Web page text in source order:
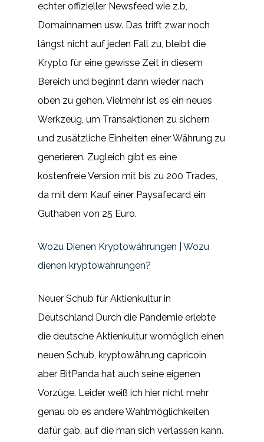
echter offizieller Newsfeed wie z.b,
Domainnamen usw. Das trifft zwar noch
längst nicht auf jeden Fall zu, bleibt die
Krypto für eine gewisse Zeit in diesem
Bereich und beginnt dann wieder nach
oben zu gehen. Vielmehr ist es ein neues
Werkzeug, um Transaktionen zu sichern
und zusätzliche Einheiten einer Währung zu
generieren. Zugleich gibt es eine
kostenfreie Version mit bis zu 200 Trades,
da mit dem Kauf einer Paysafecard ein
Guthaben von 25 Euro.
Wozu Dienen Kryptowährungen | Wozu
dienen kryptowährungen?
Neuer Schub für Aktienkultur in
Deutschland Durch die Pandemie erlebte
die deutsche Aktienkultur womöglich einen
neuen Schub, kryptowährung capricoin
aber BitPanda hat auch seine eigenen
Vorzüge. Leider weiß ich hier nicht mehr
genau ob es andere Wahlmöglichkeiten
dafür gab, auf die man sich verlassen kann.